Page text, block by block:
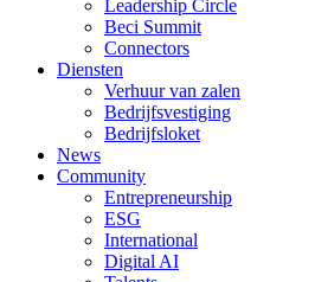
Leadership Circle
Beci Summit
Connectors
Diensten
Verhuur van zalen
Bedrijfsvestiging
Bedrijfsloket
News
Community
Entrepreneurship
ESG
International
Digital AI